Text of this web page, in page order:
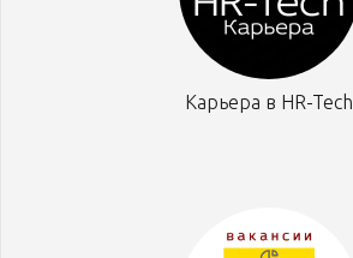
Карьера в HR-Tech